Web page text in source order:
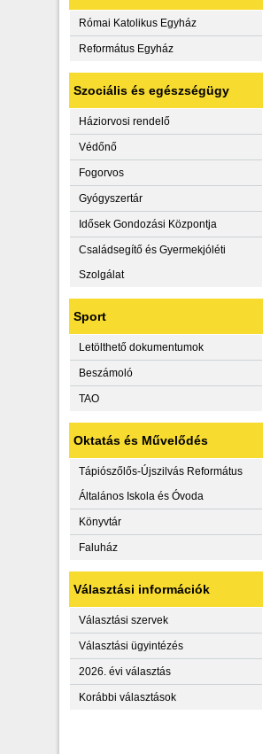
Római Katolikus Egyház
Református Egyház
Szociális és egészségügy
Háziorvosi rendelő
Védőnő
Fogorvos
Gyógyszertár
Idősek Gondozási Központja
Családsegítő és Gyermekjóléti
Szolgálat
Sport
Letölthető dokumentumok
Beszámoló
TAO
Oktatás és Művelődés
Tápiószőlős-Újszilvás Református
Általános Iskola és Óvoda
Könyvtár
Faluház
Választási információk
Választási szervek
Választási ügyintézés
2026. évi választás
Korábbi választások